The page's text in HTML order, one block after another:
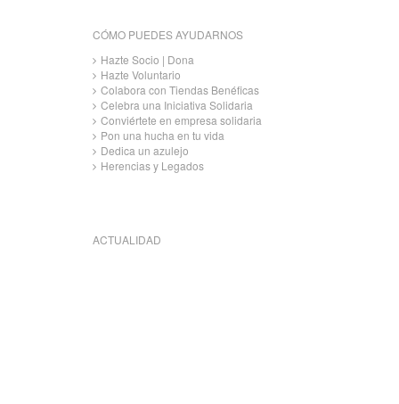
CÓMO PUEDES AYUDARNOS
Hazte Socio | Dona
Hazte Voluntario
Colabora con Tiendas Benéficas
Celebra una Iniciativa Solidaria
Conviértete en empresa solidaria
Pon una hucha en tu vida
Dedica un azulejo
Herencias y Legados
ACTUALIDAD